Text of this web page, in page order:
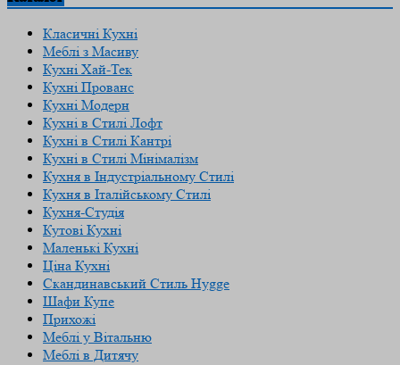
Класичні Кухні
Меблі з Масиву
Кухні Хай-Тек
Кухні Прованс
Кухні Модерн
Кухні в Стилі Лофт
Кухні в Стилі Кантрі
Кухні в Стилі Мінімалізм
Кухня в Індустріальному Стилі
Кухня в Італійському Стилі
Кухня-Студія
Кутові Кухні
Маленькі Кухні
Ціна Кухні
Скандинавський Cтиль Hygge
Шафи Купе
Прихожі
Меблі у Вітальню
Меблі в Дитячу